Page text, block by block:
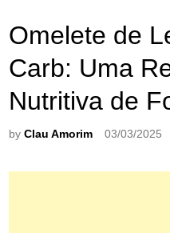
Omelete de
Carb: Uma
Nutritiva de
byClau Amorim 03/03/2025